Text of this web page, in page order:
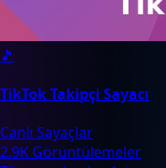
🎵
TikTok Takipçi Sayacı
Canlı Sayaçlar
2.9K Görüntülemeler